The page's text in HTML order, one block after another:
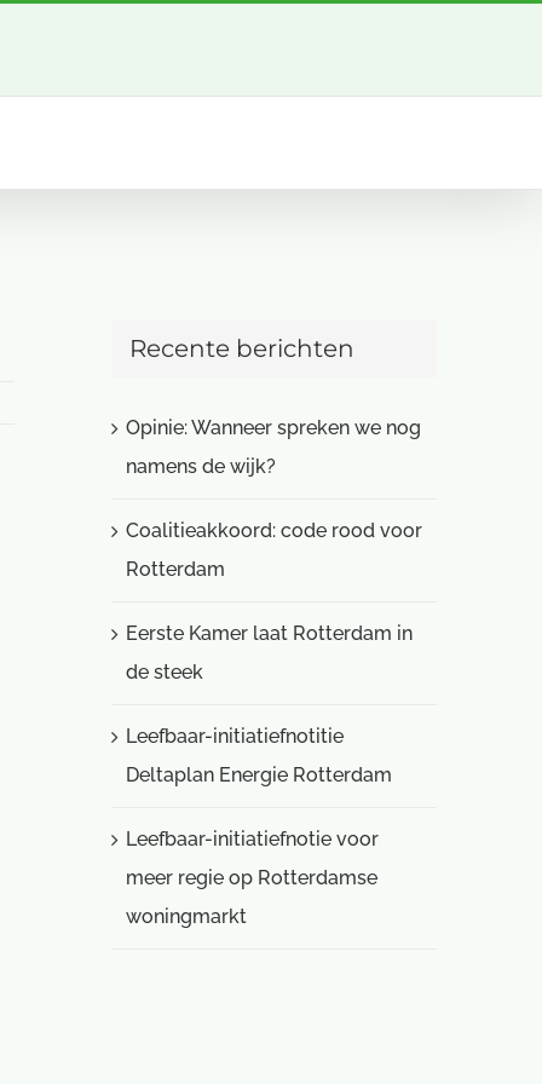
Recente berichten
Opinie: Wanneer spreken we nog
namens de wijk?
Coalitieakkoord: code rood voor
Rotterdam
Eerste Kamer laat Rotterdam in
de steek
Leefbaar-initiatiefnotitie
Deltaplan Energie Rotterdam
Leefbaar-initiatiefnotie voor
meer regie op Rotterdamse
woningmarkt